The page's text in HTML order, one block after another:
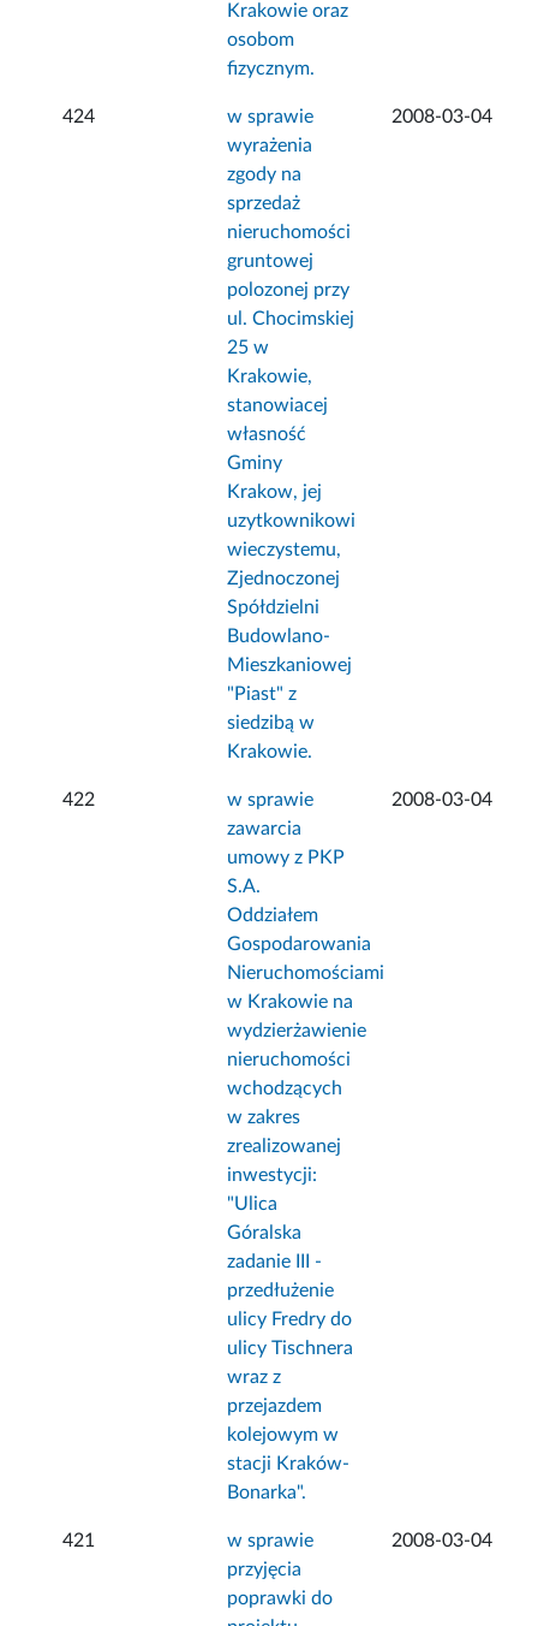
Krakowie oraz
osobom
fizycznym.
424
w sprawie
wyrażenia
zgody na
sprzedaż
nieruchomości
gruntowej
polozonej przy
ul. Chocimskiej
25 w
Krakowie,
stanowiacej
własność
Gminy
Krakow, jej
uzytkownikowi
wieczystemu,
Zjednoczonej
Spółdzielni
Budowlano-
Mieszkaniowej
"Piast" z
siedzibą w
Krakowie.
2008-03-04
422
w sprawie
zawarcia
umowy z PKP
S.A.
Oddziałem
Gospodarowania
Nieruchomościami
w Krakowie na
wydzierżawienie
nieruchomości
wchodzących
w zakres
zrealizowanej
inwestycji:
"Ulica
Góralska
zadanie III -
przedłużenie
ulicy Fredry do
ulicy Tischnera
wraz z
przejazdem
kolejowym w
stacji Kraków-
Bonarka".
2008-03-04
421
w sprawie
przyjęcia
poprawki do
2008-03-04